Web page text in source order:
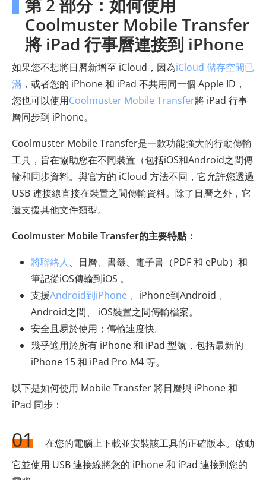
第 2 部分：如何使用
Coolmuster Mobile Transfer
將 iPad 行事曆連接到 iPhone
如果您不想將日曆新增至 iCloud，因為iCloud 儲存空間已
滿 ，或者您的 iPhone 和 iPad 不共用同一個 Apple ID，
您也可以使用Coolmuster Mobile Transfer將 iPad 行事
曆同步到 iPhone。
Coolmuster Mobile Transfer是一款功能強大的行動傳輸
工具，旨在協助您在不同裝置（包括iOS和Android之間傳
輸和同步資料。與官方的 iCloud 方法不同，它允許您透過
USB 連接線直接在裝置之間傳輸資料。除了日曆之外，它
還支援其他文件類型。
Coolmuster Mobile Transfer的主要特點：
將聯絡人 、日曆、書籤、電子書（PDF 和 ePub）和
筆記從iOS傳輸到iOS 。
支援Android到iPhone 、iPhone到Android 、
Android之間、 iOS裝置之間傳輸檔案。
安全且易於使用；傳輸速度快。
幾乎適用於所有 iPhone 和 iPad 型號，包括最新的
iPhone 15 和 iPad Pro M4 等。
以下是如何使用 Mobile Transfer 將日曆與 iPhone 和
iPad 同步：
01
在您的電腦上下載並安裝該工具的正確版本。啟動
它並使用 USB 連接線將您的 iPhone 和 iPad 連接到您的